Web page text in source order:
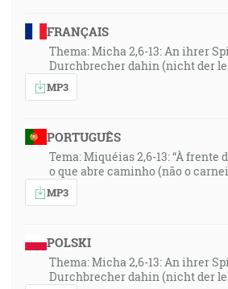
FRANÇAIS
Thema: Micha 2,6-13: An ihrer
Durchbrecher dahin (nicht der
MP3
PORTUGUÊS
Tema: Miquéias 2,6-13: “À frente
o que abre caminho (não o
MP3
POLSKI
Thema: Micha 2,6-13: An ihrer
Durchbrecher dahin (nicht der